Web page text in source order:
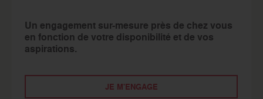
Un engagement sur-mesure près de chez vous
en fonction de votre disponibilité et de vos
aspirations.
JE M'ENGAGE